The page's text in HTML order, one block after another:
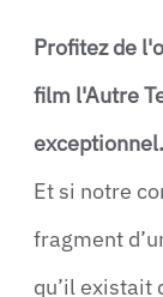
Profitez de
film l'Autre
exceptionnel.
Et si notre
fragment
qu’il existait